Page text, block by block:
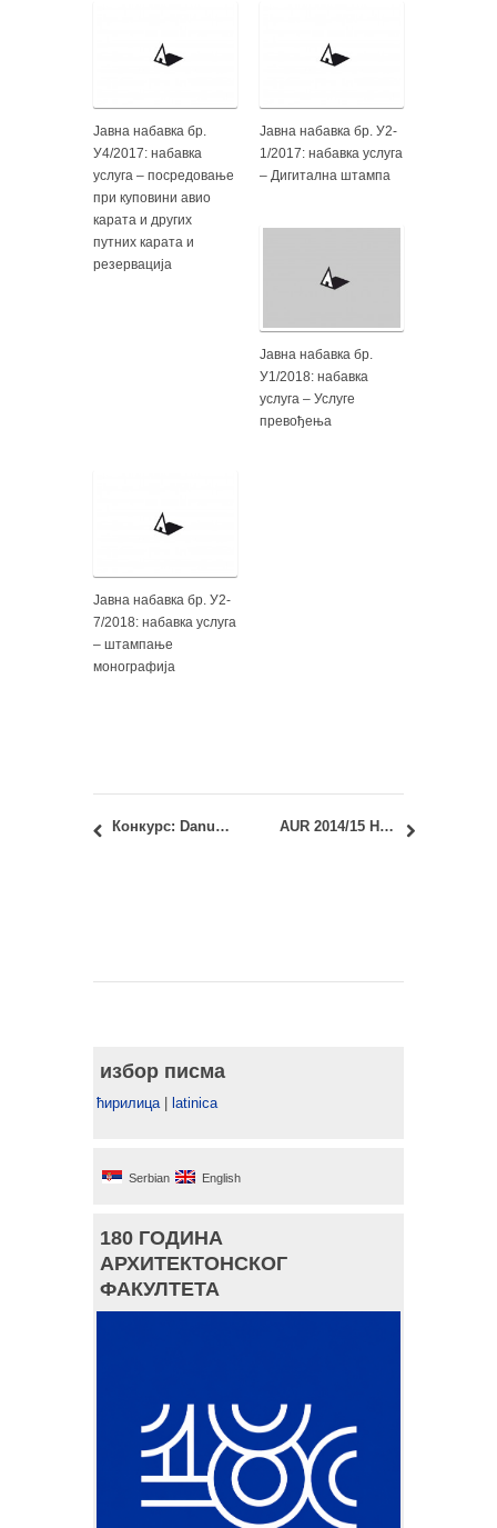
Јавна набавка бр.
У4/2017: набавка
услуга – посредовање
при куповини авио
карата и других
путних карата и
резервација
Јавна набавка бр. У2-
1/2017: набавка услуга
– Дигитална штампа
Јавна набавка бр.
У1/2018: набавка
услуга – Услуге
превођења
Јавна набавка бр. У2-
7/2018: набавка услуга
– штампање
монографија
Конкурс: Danubius Young Scientist Award 2015 AUR 2014/15 History and Theory Lecture: Karin Šerman
избор писма
ћирилица| latinica
Serbian English
180 ГОДИНА
АРХИТЕКТОНСКОГ
ФАКУЛТЕТА